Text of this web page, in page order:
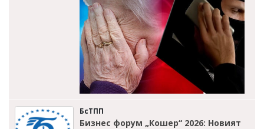
БсТПП
Бизнес форум „Кошер“ 2026: Новият